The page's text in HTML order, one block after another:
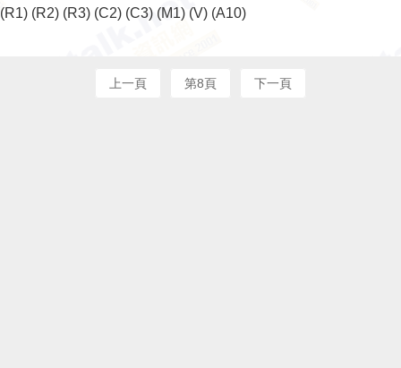
(R1) (R2) (R3) (C2) (C3) (M1) (V) (A10)
上一頁 第8頁 下一頁